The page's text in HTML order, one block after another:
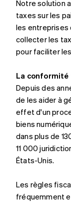
Notre solution
taxes sur les
les entreprises
collecter les
pour faciliter
La conformité
Depuis des
de les aider à
effet d'un
biens
dans plus de
11 000
États-Unis.
Les règles
fréquemment